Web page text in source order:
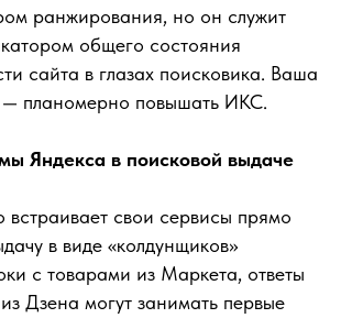
ранжирования, но он служит
общего состояния
сайта в глазах поисковика. Ваша
— планомерно повышать ИКС.
Яндекса в поисковой выдаче
встраивает свои сервисы прямо
в виде «колдунщиков»
с товарами из Маркета, ответы
Дзена могут занимать первые